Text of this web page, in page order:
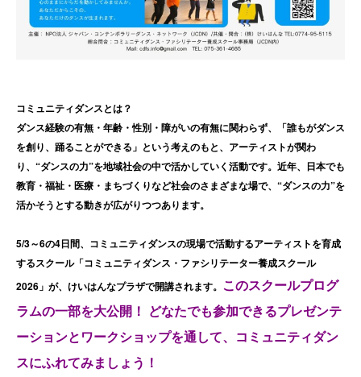
コミュニティダンスとは？
ダンス経験の有無・年齢・性別・障がいの有無に関わらず、「誰もがダンス
を創り、踊ることができる」という考えのもと、アーティストが関わ
り、“ダンスの力”を地域社会の中で活かしていく活動です。近年、日本でも
教育・福祉・医療・まちづくりなど社会のさまざまな場で、“ダンスの力”を
活かそうとする動きが広がりつつあります。
5/3～6の4日間、コミュニティダンスの現場で活動するアーティストを育成
するスクール「コミュニティダンス・ファシリテーター養成スクール
2026」が、けいはんなプラザで開講されます。 このスクールプログ
ラムの一部を大公開！ どなたでも参加できるプレゼンテ
ーションとワークショップを通して、コミュニティダン
スにふれてみましょう！